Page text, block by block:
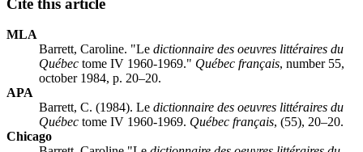
MLA
Barrett, Caroline. "Le dictionnaire des oeuvres littéraires du
Québec tome IV 1960-1969." Québec français, number 55,
october 1984, p. 20–20.
APA
Barrett, C. (1984). Le dictionnaire des oeuvres littéraires du
Québec tome IV 1960-1969. Québec français, (55), 20–20.
Chicago